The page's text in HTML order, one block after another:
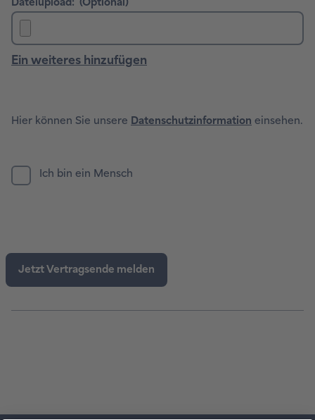
Ein weiteres hinzufügen
Hier können Sie unsere Datenschutzinformation einsehen.